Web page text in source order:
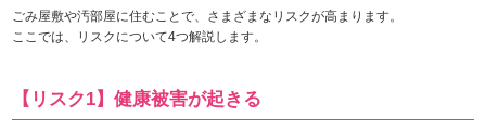
ごみ屋敷や汚部屋に住むことで、さまざまなリスクが高まります。
ここでは、リスクについて4つ解説します。
【リスク1】健康被害が起きる